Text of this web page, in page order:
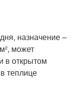
назначение –
может
в открытом
теплице